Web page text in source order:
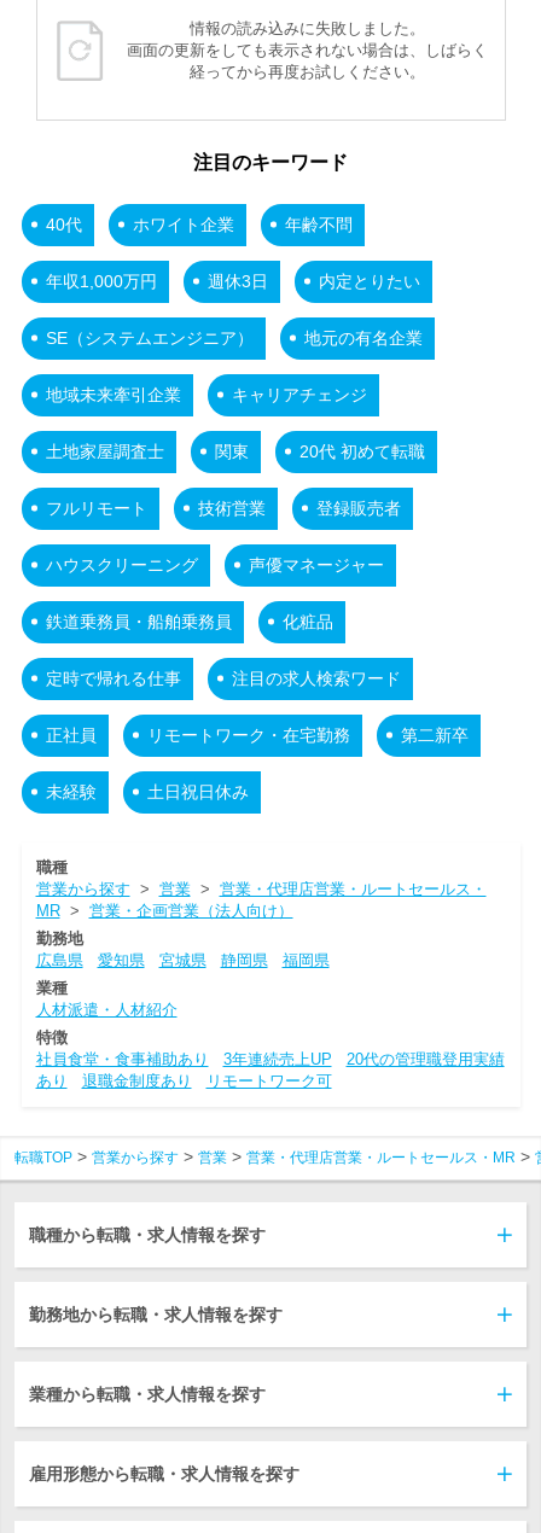
情報の読み込みに失敗しました。
画面の更新をしても表示されない場合は、しばらく
経ってから再度お試しください。
注目のキーワード
40代 ホワイト企業 年齢不問
年収1,000万円 週休3日 内定とりたい
SE（システムエンジニア） 地元の有名企業
地域未来牽引企業 キャリアチェンジ
土地家屋調査士 関東 20代 初めて転職
フルリモート 技術営業 登録販売者
ハウスクリーニング 声優マネージャー
鉄道乗務員・船舶乗務員 化粧品
定時で帰れる仕事 注目の求人検索ワード
正社員 リモートワーク・在宅勤務 第二新卒
未経験 土日祝日休み
職種
営業から探す > 営業> 営業・代理店営業・ルートセールス・
MR> 営業・企画営業（法人向け）
勤務地
広島県
愛知県 宮城県 静岡県
福岡県
業種
人材派遣・人材紹介
特徴
社員食堂・食事補助あり
3年連続売上UP
20代の管理職登用実績
あり
退職金制度あり リモートワーク可
転職TOP 営業から探す 営業 営業・代理店営業・ルートセールス・MR
職種から転職・求人情報を探す
勤務地から転職・求人情報を探す
業種から転職・求人情報を探す
雇用形態から転職・求人情報を探す